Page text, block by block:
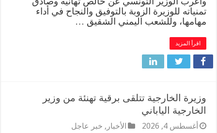
تمنياته للوزيرة الزوبة بالتوفيق والنجاح في أداء
مهامها، وللشعب اليمني الشقيق …
اقرأ المزيد
وزيرة الخارجية تتلقى برقية تهنئة من وزير
الخارجية الياباني
أغسطس 4, 2026 الأخبار , خبر عاجل